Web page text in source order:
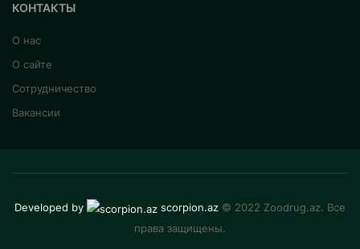
КОНТАКТЫ
О нас
О сайте
Сотрудничество
Вакансии
Developed by scorpion.az © 2022 Zoodrug.az. Все
права защищены.